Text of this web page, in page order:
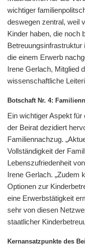
wichtiger
deswegen zentral, weil
Kinder haben, die noch
Betreuungsinfrastruktur
die einem Erwerb
Irene Gerlach, Mitglied
wissenschaftliche
Botschaft Nr. 4:
Ein wichtiger Aspekt für
der Beirat dezidiert
Familiennachzug.
Vollständigkeit der
Lebenszufriedenheit
Irene Gerlach. „Zudem
Optionen zur
eine Erwerbstätigkeit
sehr von diesen
staatlicher
Kernansatzpunkte des